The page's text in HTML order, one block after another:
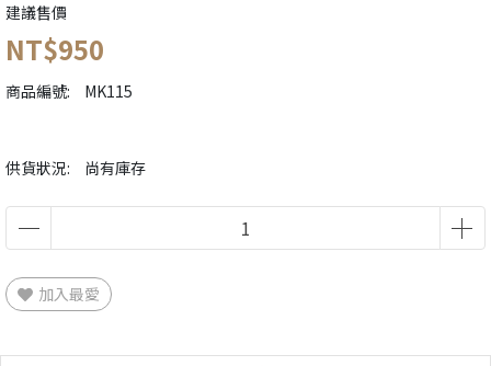
建議售價
NT$950
商品編號: MK115
供貨狀況: 尚有庫存
加入最愛